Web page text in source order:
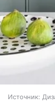
Источник: